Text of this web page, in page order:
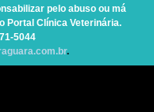
pelo abuso ou má
Portal Clínica Veterinária.
5044
.